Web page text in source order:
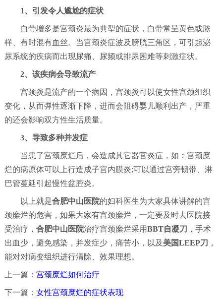
1、引发令人尴尬的症状
白带增多是宫颈炎最为典型的症状，白带常呈黄色或脓
样、有时混有血丝。当宫颈炎症波及膀胱三角区，可引起泌
尿系统的疾病而出现尿痛、尿频或排尿困难等刺激症状。
2、该疾病会导致流产
宫颈炎是流产的一个病因，宫颈炎可以使女性宫颈组织
变化，从而弹性逐渐下降，进而会阻碍婴儿顺利出产，严重
的还会影响双方性生活质量。
3、导致多种并发症
当患了宫颈糜烂后，会造成其它器官炎症，如：宫颈糜
烂的病原体可以上行造成子宫内膜炎;可以通过宫旁韧带、淋
巴管蔓延引起慢性盆腔炎。
以上就是合肥中山医院的妇科医生为大家具体讲解的宫
颈糜烂的危害，如果大家有宫颈糜烂，一定要及时去医院接
受治疗， 合肥中山医院治疗宫颈糜烂采用BBT自凝刀 ，手术
出血少，避免感染，并发症少，痛苦小，以及 美国LEEP刀 ，
能对对病变组织进行清除、效果理想。
上一篇： 宫颈糜烂如何治疗
下一篇： 女性宫颈糜烂的症状表现